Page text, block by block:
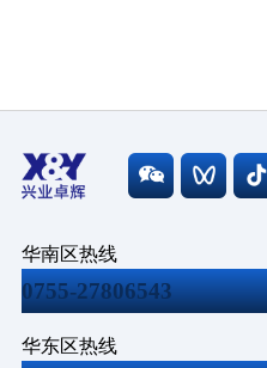
华南区热线
0755-27806543
华东区热线